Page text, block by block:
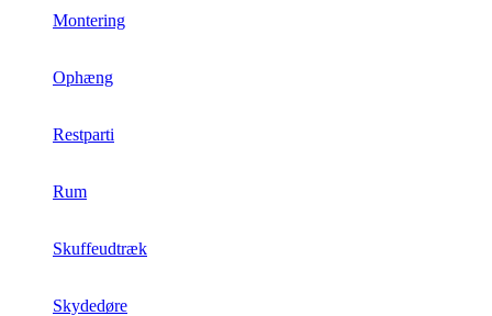
Montering
Ophæng
Restparti
Rum
Skuffeudtræk
Skydedøre